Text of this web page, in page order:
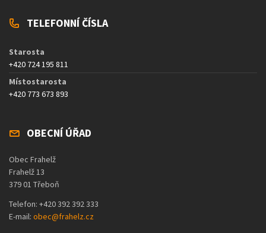
TELEFONNÍ ČÍSLA
Starosta
+420 724 195 811
Místostarosta
+420 773 673 893
OBECNÍ ÚŘAD
Obec Frahelž
Frahelž 13
379 01 Třeboň
Telefon: +420 392 392 333
E-mail: obec@frahelz.cz